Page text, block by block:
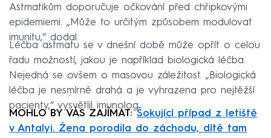
Astmatikům doporučuje očkování před chřipkovými
epidemiemi. „Může to určitým způsobem modulovat
imunitu,“ dodal.
Léčba astmatu se v dnešní době může opřít o celou
řadu možností, jakou je například biologická léčba.
Nejedná se ovšem o masovou záležitost. „Biologická
léčba je nesmírně drahá a je vyhrazena pro nejtěžší
pacienty,“ vysvětlil imunolog.
MOHLO BY VÁS ZAJÍMAT:Šokující případ z letiště
v Antalyi. Žena porodila do záchodu, dítě tam